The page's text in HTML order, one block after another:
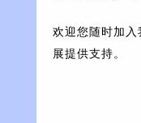
欢迎您随时加
展提供支持。